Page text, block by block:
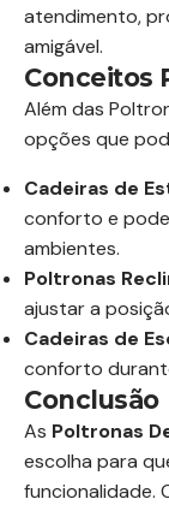
atendimento,
amigável.
Conceitos
Além das
opções que
Cadeiras de
conforto e
ambientes.
Poltronas
ajustar a
Cadeiras de
conforto
Conclusão
As Poltronas
escolha para
funcionalidade.